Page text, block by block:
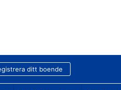
ditt boende